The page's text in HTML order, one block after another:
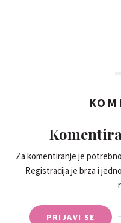
Za komentiranje je
Registracija je brza i
PRIJAVI SE